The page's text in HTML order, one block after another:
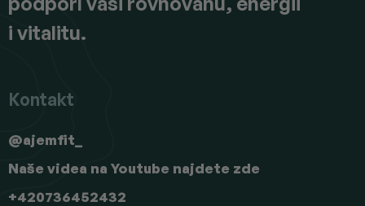
i vitalitu.
Kontakt
+420736452432
Naše videa na Youtube najdete zde
@ajemfit_